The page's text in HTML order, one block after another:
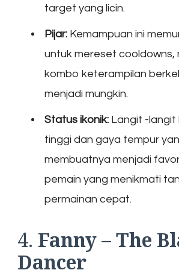
target yang licin.
Pijar: Kemampuan ini
untuk mereset cooldowns,
kombo keterampilan
menjadi mungkin.
Status ikonik: Langit -langit
tinggi dan gaya tempur
membuatnya menjadi
pemain yang menikmati
permainan cepat.
4. Fanny – The
Dancer